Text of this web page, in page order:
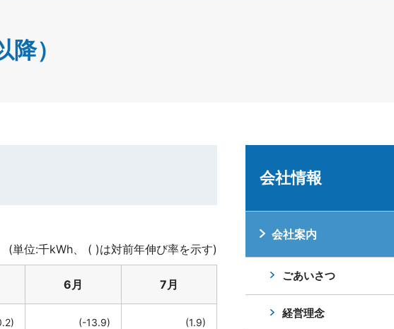
）
(単位:千kWh、 ( )は対前年伸び率を示す)
6月 7月
(-13.9) (1.9)
会社情報
会社案内
ごあいさつ
経営理念